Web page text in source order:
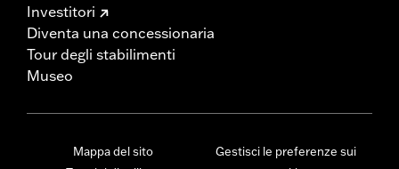
Investitori
Diventa una concessionaria
Tour degli stabilimenti
Museo
Mappa del sito
Gestisci le preferenze sui